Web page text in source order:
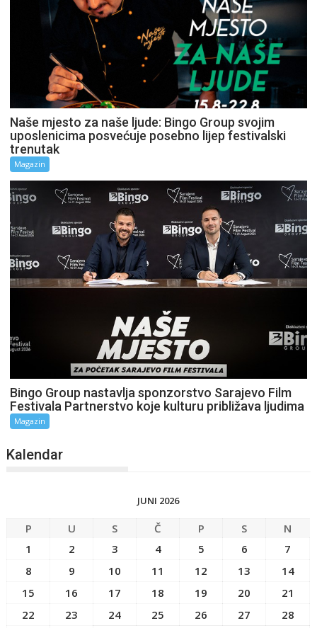
Naše mjesto za naše ljude: Bingo Group svojim
uposlenicima posvećuje posebno lijep festivalski
trenutak
Magazin
Bingo Group nastavlja sponzorstvo Sarajevo Film
Festivala Partnerstvo koje kulturu približava ljudima
Magazin
Kalendar
JUNI 2026
P U S Č P S
N
1
2 3 4 5 6
7
8
9 10 11 12 13
14
15
16 17 18 19 20
21
22
23 24 25 26 27
28